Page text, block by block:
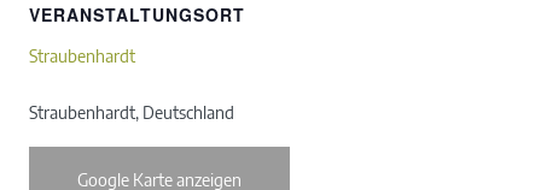
VERANSTALTUNGSORT
Straubenhardt
Straubenhardt, Deutschland
Google Karte anzeigen